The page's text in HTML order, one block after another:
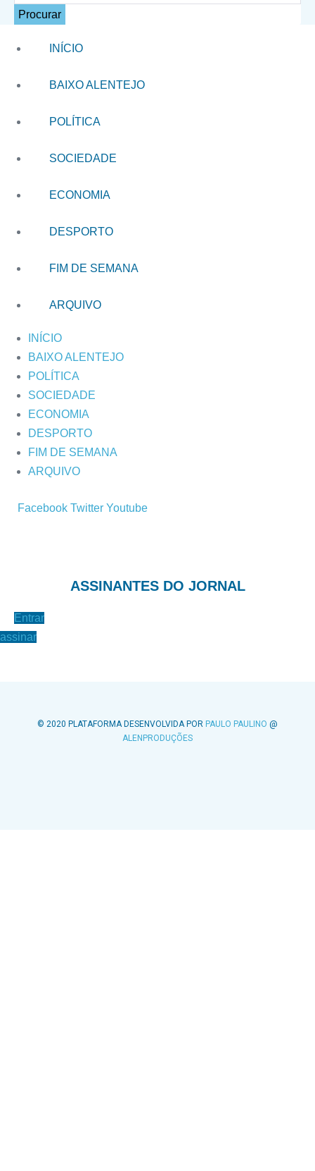
Procurar
INÍCIO
BAIXO ALENTEJO
POLÍTICA
SOCIEDADE
ECONOMIA
DESPORTO
FIM DE SEMANA
ARQUIVO
INÍCIO
BAIXO ALENTEJO
POLÍTICA
SOCIEDADE
ECONOMIA
DESPORTO
FIM DE SEMANA
ARQUIVO
Facebook Twitter Youtube
ASSINANTES DO JORNAL
Entrar
assinar
© 2020 PLATAFORMA DESENVOLVIDA POR PAULO PAULINO @
ALENPRODUÇÕES